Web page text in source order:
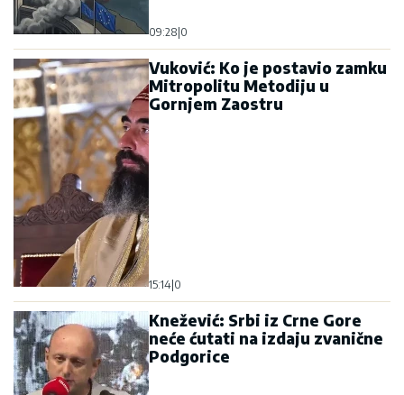
09:28|0
Vuković: Ko je postavio zamku
Mitropolitu Metodiju u
Gornjem Zaostru
15:14|0
Knežević: Srbi iz Crne Gore
neće ćutati na izdaju zvanične
Podgorice